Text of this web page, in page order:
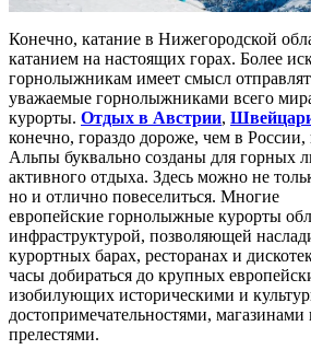
Конечно, катание в Нижегородской
катанием на настоящих горах. Более
горнолыжникам имеет смысл
уважаемые горнолыжниками всего
курорты. Отдых в Австрии,
конечно, гораздо дороже, чем в России,
Альпы буквально созданы для горных
активного отдыха. Здесь можно не
но и отлично повеселиться. Многие
европейские горнолыжные курорты
инфраструктурой, позволяющей
курортных барах, ресторанах и
часы добираться до крупных
изобилующих историческими и
достопримечательностями,
прелестями.